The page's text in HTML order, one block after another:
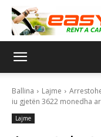
Ballina Lajme
iu gjetën 3622 monedha
Lajme